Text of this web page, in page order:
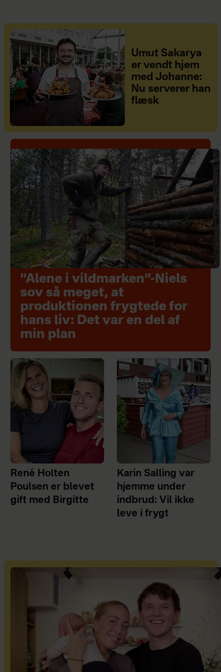
Umut Sakarya
er vendt hjem
med Johanne:
Nu serverer han
flæsk
”Alene i vildmarken”-Niels
sov så meget, at
produktionen frygtede for
hans liv: Det var en del af
min plan
René Holten
Poulsen er blevet
gift med Birgitte
Karin Salling var
hjemme under
indbrud: Vil ikke
leve i frygt